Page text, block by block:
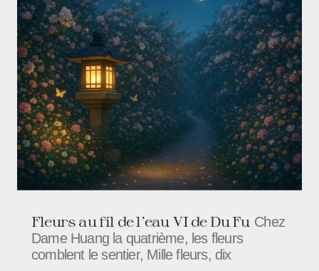
Fleurs au fil de l’eau VI de Du Fu Chez
Dame Huang la quatrième, les fleurs
comblent le sentier, Mille fleurs, dix